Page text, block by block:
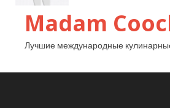
Madam
Лучшие международные